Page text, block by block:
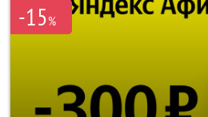
-15%